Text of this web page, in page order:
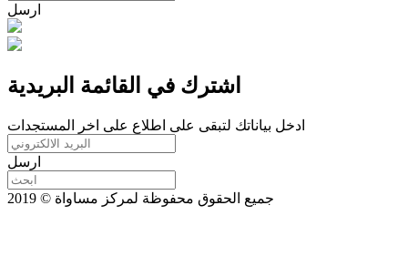
ارسل
اشترك في القائمة البريدية
ادخل بياناتك لتبقى على اطلاع على اخر المستجدات
ارسل
جميع الحقوق محفوظة لمركز مساواة © 2019